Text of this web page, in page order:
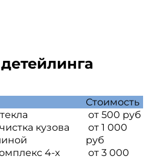
Стоимость
от 500 руб
кузова
от 1 000
руб
4-х
от 3 000